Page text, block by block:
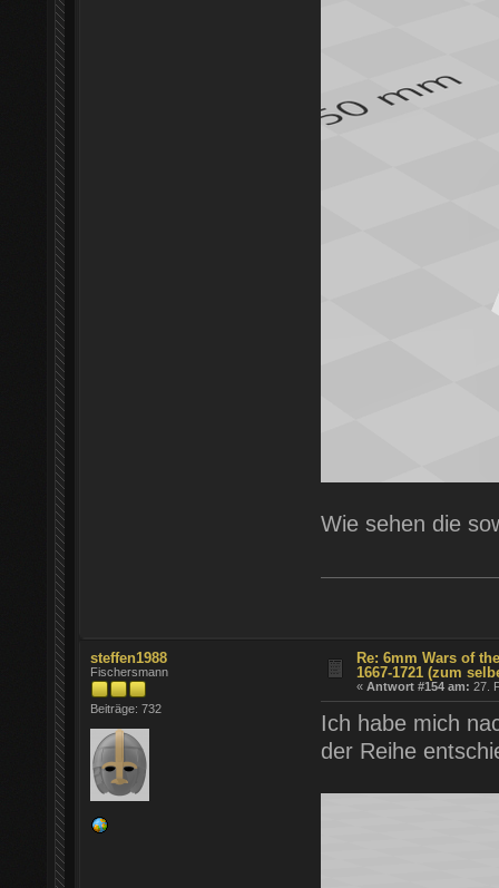
Wie sehen die
steffen1988
Fischersmann
Beiträge: 732
Re: 6mm Wars of
1667-1721 (zum
«Antwort #154 am: 27.
Ich habe mich
der Reihe